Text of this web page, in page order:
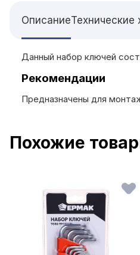
ОписаниеТехнические
Данный набор ключей
Рекомендации
Предназначены для
Похожие